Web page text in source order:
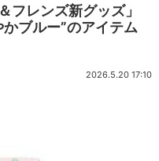
フレンズ新グッズ」
ブルー”のアイテム
2026.5.20 17:10